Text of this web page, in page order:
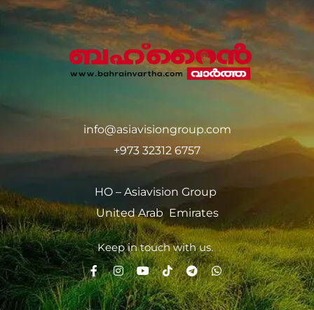
info@asiavisiongroup.com
+973 32312 6757
HO – Asiavision Group
United Arab Emirates
Keep in touch with us.